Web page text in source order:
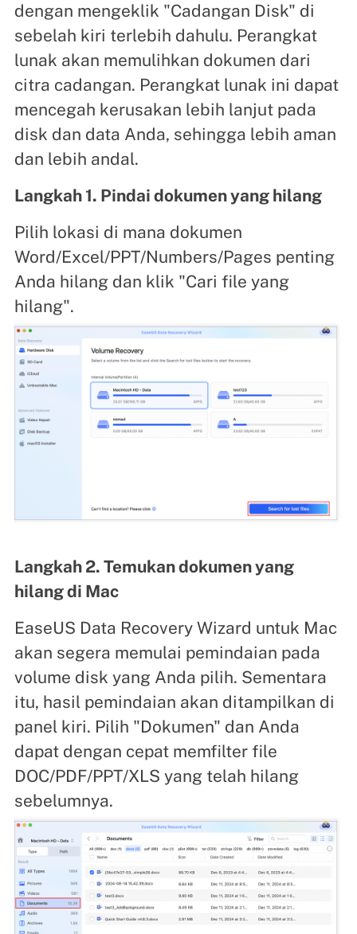
dengan mengeklik "Cadangan Disk" di
sebelah kiri terlebih dahulu. Perangkat
lunak akan memulihkan dokumen dari
citra cadangan. Perangkat lunak ini dapat
mencegah kerusakan lebih lanjut pada
disk dan data Anda, sehingga lebih aman
dan lebih andal.
Langkah 1. Pindai dokumen yang hilang
Pilih lokasi di mana dokumen
Word/Excel/PPT/Numbers/Pages penting
Anda hilang dan klik "Cari file yang
hilang".
Langkah 2. Temukan dokumen yang
hilang di Mac
EaseUS Data Recovery Wizard untuk Mac
akan segera memulai pemindaian pada
volume disk yang Anda pilih. Sementara
itu, hasil pemindaian akan ditampilkan di
panel kiri. Pilih "Dokumen" dan Anda
dapat dengan cepat memfilter file
DOC/PDF/PPT/XLS yang telah hilang
sebelumnya.